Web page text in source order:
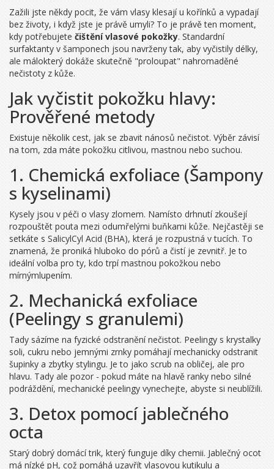
Zažili jste někdy pocit, že vám vlasy klesají u kořínků a vypadají
bez životy, i když jste je právě umyli? To je právě ten moment,
kdy potřebujete čištění vlasové pokožky. Standardní
surfaktanty v šamponech jsou navrženy tak, aby vyčistily délky,
ale málokterý dokáže skutečně "proloupat" nahromaděné
nečistoty z kůže.
Jak vyčistit pokožku hlavy:
Prověřené metody
Existuje několik cest, jak se zbavit nánosů nečistot. Výběr závisí
na tom, zda máte pokožku citlivou, mastnou nebo suchou.
1. Chemická exfoliace (Šampony
s kyselinami)
Kysely jsou v péči o vlasy zlomem. Namísto drhnutí zkoušejí
rozpouštět pouta mezi odumřelými buňkami kůže. Nejčastěji se
setkáte s SalicylCyl Acid (BHA), která je rozpustná v tucích. To
znamená, že proniká hluboko do pórů a čistí je zevnitř. Je to
ideální volba pro ty, kdo trpí mastnou pokožkou nebo
mírnýmlupením.
2. Mechanická exfoliace
(Peelingy s granulemi)
Tady sázíme na fyzické odstranění nečistot. Peelingy s krystalky
soli, cukru nebo jemnými zrnky pomáhají mechanicky odstranit
šupinky a zbytky stylingu. Je to jako scrub na obličej, ale pro
hlavu. Tady ale pozor - pokud máte na hlavě ranky nebo silné
podráždění, mechanické peelingy vynechejte, abyste si neublížili.
3. Detox pomocí jablečného
octa
Starý dobrý domácí trik, který funguje díky chemii. Jablečný ocot
má nízké pH, což pomáhá uzavřít vlasovou kutikulu a